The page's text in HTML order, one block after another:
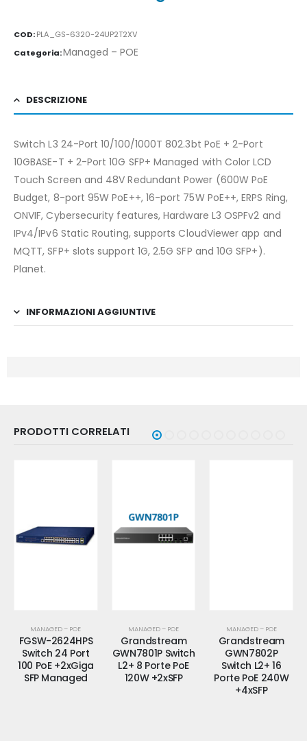
COD:PLA_GS-6320-24UP2T2XV
Categoria:Managed – POE
DESCRIZIONE
Switch L3 24-Port 10/100/1000T 802.3bt PoE + 2-Port
10GBASE-T + 2-Port 10G SFP+ Managed with Color LCD
Touch Screen and 48V Redundant Power (600W PoE
Budget, 8-port 95W PoE++, 16-port 75W PoE++, ERPS Ring,
ONVIF, Cybersecurity features, Hardware L3 OSPFv2 and
IPv4/IPv6 Static Routing, supports CloudViewer app and
MQTT, SFP+ slots support 1G, 2.5G SFP and 10G SFP+).
Planet.
INFORMAZIONI AGGIUNTIVE
PRODOTTI CORRELATI
MANAGED – POE
FGSW-2624HPS
Switch 24 Port
100 PoE +2xGiga
SFP Managed
MANAGED – POE
Grandstream
GWN7801P Switch
L2+ 8 Porte PoE
120W +2xSFP
MANAGED – POE
Grandstream
GWN7802P
Switch L2+ 16
Porte PoE 240W
+4xSFP